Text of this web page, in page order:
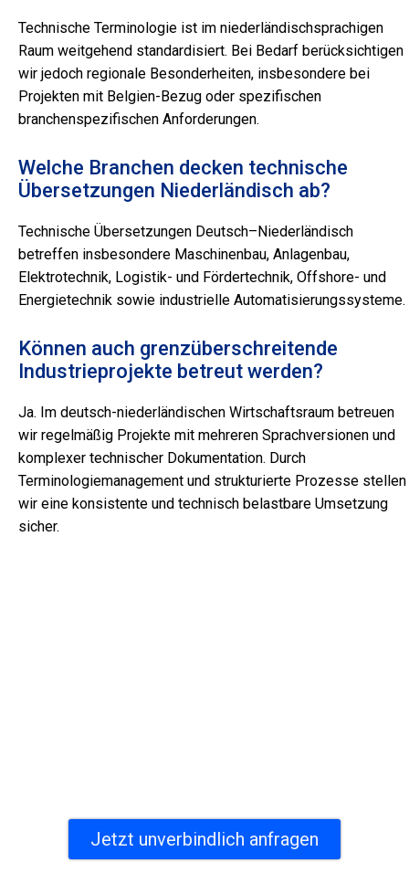
Technische Terminologie ist im niederländischsprachigen
Raum weitgehend standardisiert. Bei Bedarf berücksichtigen
wir jedoch regionale Besonderheiten, insbesondere bei
Projekten mit Belgien-Bezug oder spezifischen
branchenspezifischen Anforderungen.
Welche Branchen decken technische
Übersetzungen Niederländisch ab?
Technische Übersetzungen Deutsch–Niederländisch
betreffen insbesondere Maschinenbau, Anlagenbau,
Elektrotechnik, Logistik- und Fördertechnik, Offshore- und
Energietechnik sowie industrielle Automatisierungssysteme.
Können auch grenzüberschreitende
Industrieprojekte betreut werden?
Ja. Im deutsch-niederländischen Wirtschaftsraum betreuen
wir regelmäßig Projekte mit mehreren Sprachversionen und
komplexer technischer Dokumentation. Durch
Terminologiemanagement und strukturierte Prozesse stellen
wir eine konsistente und technisch belastbare Umsetzung
sicher.
Jetzt unverbindlich anfragen